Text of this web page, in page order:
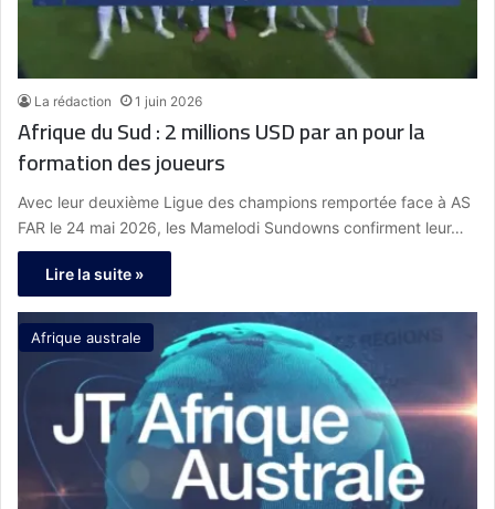
La rédaction 1 juin 2026
Afrique du Sud : 2 millions USD par an pour la
formation des joueurs
Avec leur deuxième Ligue des champions remportée face à AS
FAR le 24 mai 2026, les Mamelodi Sundowns confirment leur…
Lire la suite »
Afrique australe